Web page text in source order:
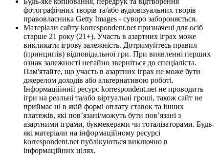
фотографічних творів та/або аудіовізуальних творів
правовласника Getty Images - суворо забороняється.
Матеріали сайту korrespondent.net призначені для осіб
старше 21 року (21+). Участь в азартних іграх може
викликати ігрову залежність. Дотримуйтесь правил
(принципів) відповідальної гри. При виявленні перших
ознак залежності негайно зверніться до спеціаліста.
Пам'ятайте, що участь в азартних іграх не може бути
джерелом доходів або альтернативою роботі.
Інформаційний ресурс korrespondent.net не проводить
ігри на реальні та/або віртуальні гроші, також сайт не
приймає ні в якій формі оплату ставок та інших
платежів, які пов’язані/можуть бути пов’язані з
азартними іграми, букмекерами чи тоталізаторами. Будь-
які матеріали на інформаційному ресурсі
korrespondent.net публікуються виключно в
інформаційних цілях.